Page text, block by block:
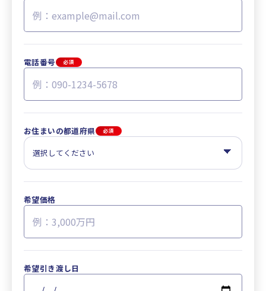
電話番号 必須
お住まいの都道府県 必須
希望価格
希望引き渡し日